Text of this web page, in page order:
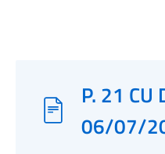
P. 21 CU
06/07/